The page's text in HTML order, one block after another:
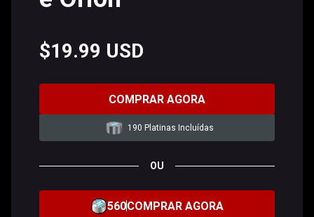
$19.99 USD
COMPRAR AGORA
190 Platinas Incluídas
OU
560COMPRAR AGORA